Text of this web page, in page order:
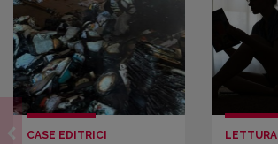
CASE EDITRICI LETTURA